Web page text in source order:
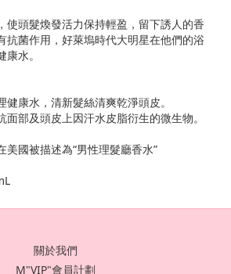
使頭髮煥發活力保持輕盈，留下誘人的香
抗菌作用，好萊塢時代大明星在他們的浴
水。
康水，清新髮絲清爽乾淨頭皮。
部及頭皮上因汗水皮脂衍生的微生物。
美國被描述為“男性理髮廳香水”
關於我們
M"VIP"會員計劃